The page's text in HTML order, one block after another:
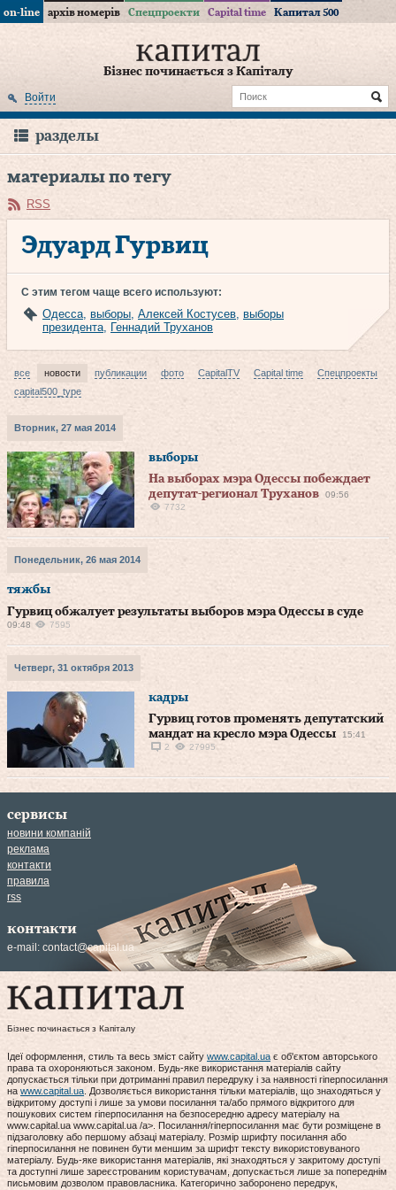
on-line архів номерів Спецпроекти Capital time Капитал 500
Бізнес починається з Капіталу
Войти
разделы
материалы по тегу
RSS
Эдуард Гурвиц
С этим тегом чаще всего используют:
Одесса, выборы, Алексей Костусев, выборы
президента, Геннадий Труханов
все новости публикации фото CapitalTV Capital time
Спецпроекты
capital500_type
Вторник, 27 мая 2014
выборы
На выборах мэра Одессы побеждает
депутат-регионал Труханов
09:56
7732
Понедельник, 26 мая 2014
тяжбы
Гурвиц обжалует результаты выборов мэра Одессы в суде
09:48 7595
Четверг, 31 октября 2013
кадры
Гурвиц готов променять депутатский
мандат на кресло мэра Одессы
15:41
2
27995
сервисы
новини компаній
реклама
контакти
правила
rss
контакти
e-mail: contact@capital.ua
Бізнес починається з Капіталу
Ідеї оформлення, стиль та весь зміст сайту www.capital.ua є об'єктом авторського
права та охороняються законом. Будь-яке використання матеріалів сайту
допускається тільки при дотриманні правил передруку і за наявності гіперпосилання
на www.capital.ua . Дозволяється використання тільки матеріалів, що знаходяться у
відкритому доступі і лише за умови посилання та/або прямого відкритого для
пошукових систем гіперпосилання на безпосередню адресу матеріалу на
www.capital.ua www.capital.ua /a>. Посилання/гіперпосилання має бути розміщене в
підзаголовку або першому абзаці матеріалу. Розмір шрифту посилання або
гіперпосилання не повинен бути меншим за шрифт тексту використовуваного
матеріалу. Будь-яке використання матеріалів, які знаходяться у закритому доступі
та доступні лише зареєстрованим користувачам, допускається лише за попереднім
письмовим дозволом правовласника. Категорично заборонено передрук,